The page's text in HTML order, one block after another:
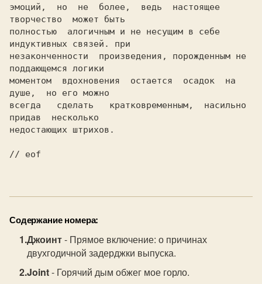
эмоций,  но  не  более,  ведь  настоящее
творчество  может быть
полностью  алогичным и не несущим в себе
индуктивных связей. при
незаконченности  произведения, порожденным не
поддающемся логики
моментом  вдохновения  остается  осадок  на
душе,  но его можно
всегда   сделать   кратковременным,  насильно
придав  несколько
недостающих штрихов.
// eof
Содержание номера:
Джоинт- Прямое включение: о причинах
двухгодичной задерджки выпуска.
Joint- Горячий дым обжег мое горло.